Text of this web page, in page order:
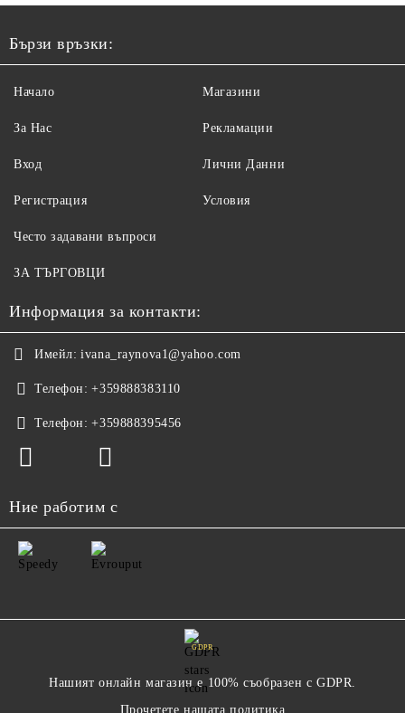
Бързи връзки:
Начало
За Нас
Вход
Регистрация
Магазини
Рекламации
Лични Данни
Условия
Често задавани въпроси
ЗА ТЪРГОВЦИ
Информация за контакти:
Имейл: ivana_raynova1@yahoo.com
Телефон: +359888383110
Телефон: +359888395456
Ние работим с
GDPR
Нашият онлайн магазин е 100% съобразен с GDPR.
Прочетете нашата политика